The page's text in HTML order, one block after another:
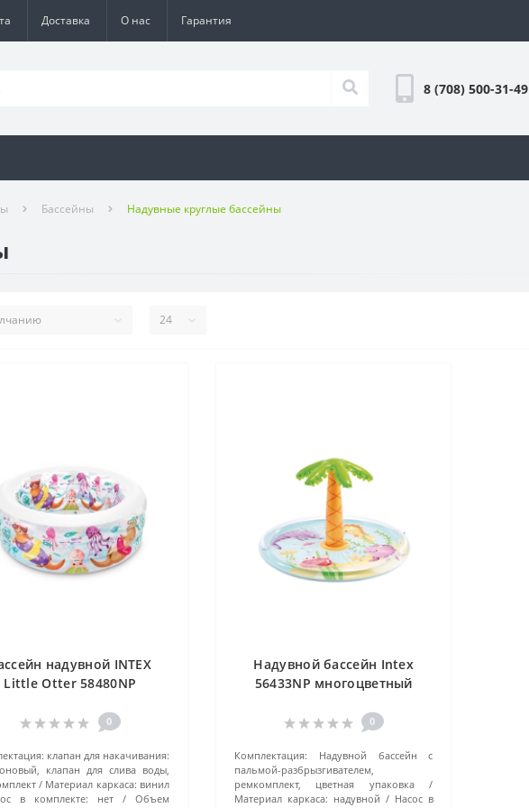
Доставка О нас Гарантия
8 (708) 500-31-49
Бассейны Надувные круглые бассейны
надувной INTEX
Little Otter 58480NP
0
клапан для накачивания:
клапан для слива воды,
Материал каркаса: винил
в комплекте:
нет
Объем
Надувной бассейн Intex
56433NP многоцветный
0
Комплектация:
Надувной бассейн с
пальмой-разбрызгивателем,
ремкомплект, цветная упаковка
Материал каркаса: надувной
Насос в